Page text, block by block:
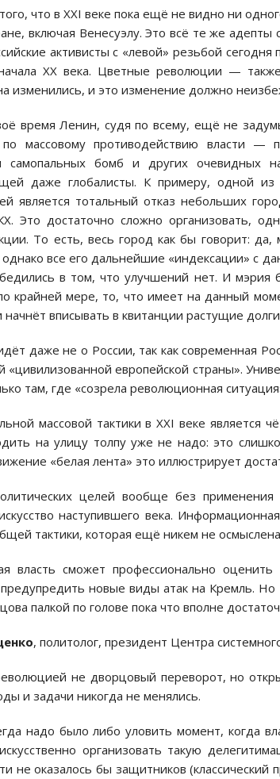
что в XXI веке пока ещё не видно ни
включая Венесуэлу. Это всё те же адепты
активисты с «левой» резьбой
XX века. Цветные революции —
изменились, и это изменение должно
время Ленин, судя по всему, ещё не
по массовому противодействию власти
самопальных бомб и других очевидных
даже глобалисты. К примеру, одной из
является тотальный отказ небольших
Это достаточно сложно организовать,
То есть, весь город как бы говорит:
все его дальнейшие «индексации» с
в том, что улучшений нет. И мэрия
крайней мере, то, что имеет на данный
начнёт вписывать в квитанции растущие
даже не о России, так как современная
«цивилизованной европейской страны».
там, где «созрела революционная
массовой тактики в XXI веке является
на улицу толпу уже не надо: это
«белая лента» это иллюстрирует
целей вообще без
наступившего века.
тактики, которая ещё никем не
власть сможет профессионально
новые виды атак на Кремль. Но
палкой по голове пока что вполне
, политолог, президент Центра
не дворцовый переворот, но
и задачи никогда не менялись.
надо было либо уловить момент, когда
организовать такую
не оказалось бы защитников